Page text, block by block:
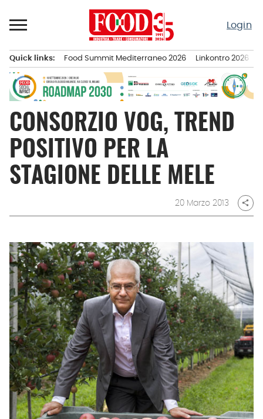
al
Login
principale
Quick links: Food Summit Mediterraneo 2026 Linkontro 2026
CONSORZIO VOG, TREND
POSITIVO PER LA
STAGIONE DELLE MELE
20 Marzo 2013 share